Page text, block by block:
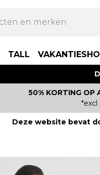
TALL
50% KORTING OP
Deze website bevat